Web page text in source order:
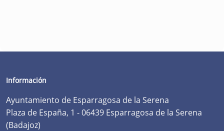
Información
Ayuntamiento de Esparragosa de la Serena
Plaza de España, 1 - 06439 Esparragosa de la Serena
(Badajoz)